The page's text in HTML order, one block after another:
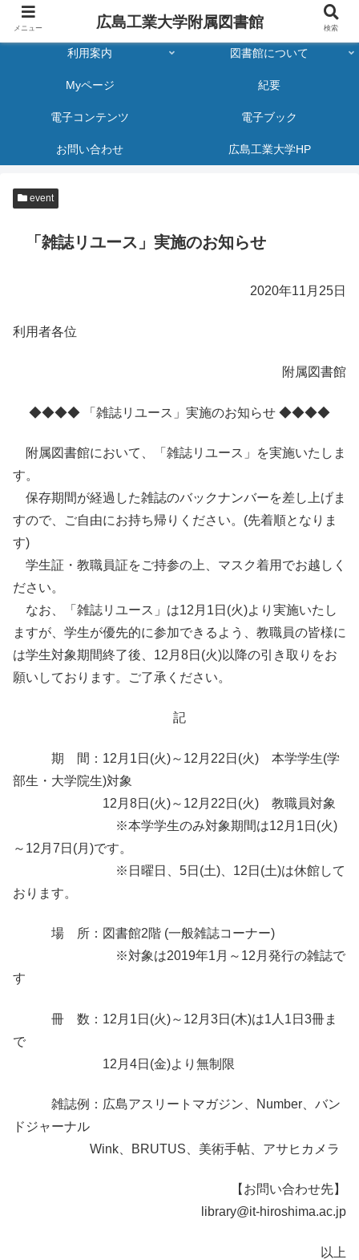
利用案内 図書館について
Myページ 紀要
電子コンテンツ 電子ブック
お問い合わせ 広島工業大学HP
event
「雑誌リユース」実施のお知らせ
2020年11月25日
利用者各位
附属図書館
◆◆◆◆ 「雑誌リユース」実施のお知らせ ◆◆◆◆
附属図書館において、「雑誌リユース」を実施いたしま
す。
保存期間が経過した雑誌のバックナンバーを差し上げま
すので、ご自由にお持ち帰りください。(先着順となりま
す)
学生証・教職員証をご持参の上、マスク着用でお越しく
ださい。
なお、「雑誌リユース」は12月1日(火)より実施いたし
ますが、学生が優先的に参加できるよう、教職員の皆様に
は学生対象期間終了後、12月8日(火)以降の引き取りをお
願いしております。ご了承ください。
記
期 間：12月1日(火)～12月22日(火) 本学学生(学
部生・大学院生)対象
12月8日(火)～12月22日(火) 教職員対象
※本学学生のみ対象期間は12月1日(火)
～12月7日(月)です。
※日曜日、5日(土)、12日(土)は休館して
おります。
場 所：図書館2階 (一般雑誌コーナー)
※対象は2019年1月～12月発行の雑誌で
す
冊 数：12月1日(火)～12月3日(木)は1人1日3冊ま
で
12月4日(金)より無制限
雑誌例：広島アスリートマガジン、Number、バン
ドジャーナル
Wink、BRUTUS、美術手帖、アサヒカメラ
【お問い合わせ先】
library@it-hiroshima.ac.jp
以上
メニュー 広島工業大学附属図書館 検索